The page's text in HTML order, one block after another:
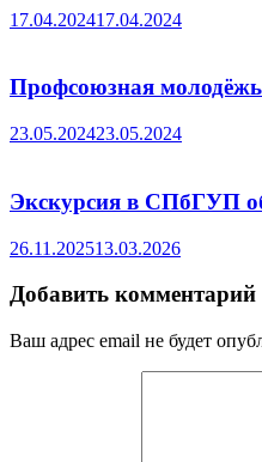
17.04.202417.04.2024
Профсоюзная
23.05.202423.05.2024
Экскурсия в СПбГУП
26.11.202513.03.2026
Добавить комментарий
Ваш адрес email не будет